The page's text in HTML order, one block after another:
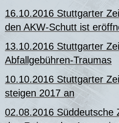
16.10.2016 Stuttgarter
den AKW-Schutt ist
13.10.2016 Stuttgarter
Abfallgebühren-Traumas
10.10.2016 Stuttgarter
steigen 2017 an
02.08.2016 Süddeutsche